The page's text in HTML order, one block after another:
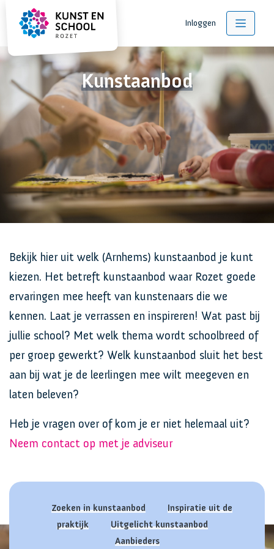
Inloggen
Kunstaanbod
Bekijk hier uit welk (Arnhems) kunstaanbod je kunt
kiezen. Het betreft kunstaanbod waar Rozet goede
ervaringen mee heeft van kunstenaars die we
kennen. Laat je verrassen en inspireren! Wat past bij
jullie school? Met welk thema wordt schoolbreed of
per groep gewerkt? Welk kunstaanbod sluit het best
aan bij wat je de leerlingen mee wilt meegeven en
laten beleven?
Heb je vragen over of kom je er niet helemaal uit?
Neem contact op met je adviseur
Zoeken in kunstaanbod
Inspiratie uit de
praktijk
Uitgelicht kunstaanbod
Aanbieders